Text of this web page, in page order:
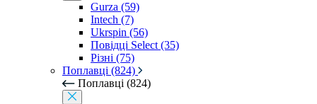
Gurza (59)
Intech (7)
Ukrspin (56)
Повідці Select (35)
Різні (75)
Поплавці (824)
Поплавці (824)